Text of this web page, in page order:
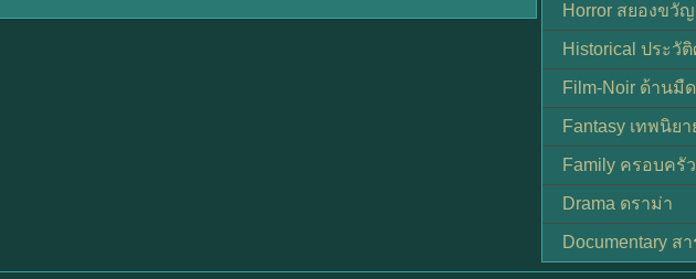
Horror สยองขวัญ
Historical ประวั
Film-Noir ด้านมื
Fantasy เทพนิยา
Family ครอบครัว
Drama ดราม่า
Documentary ส